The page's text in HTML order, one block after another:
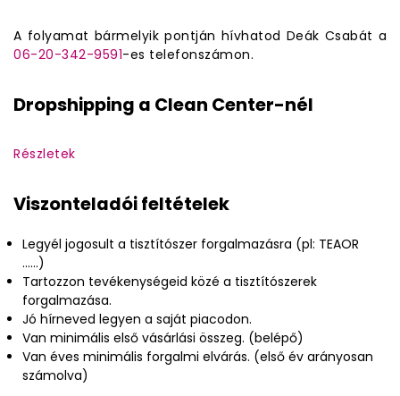
A folyamat bármelyik pontján hívhatod Deák Csabát a
06-20-342-9591-es telefonszámon.
Dropshipping a Clean Center-nél
Részletek
Viszonteladói feltételek
Legyél jogosult a tisztítószer forgalmazásra (pl: TEAOR
......)
Tartozzon tevékenységeid közé a tisztítószerek
forgalmazása.
Jó hírneved legyen a saját piacodon.
Van minimális első vásárlási összeg. (belépő)
Van éves minimális forgalmi elvárás. (első év arányosan
számolva)